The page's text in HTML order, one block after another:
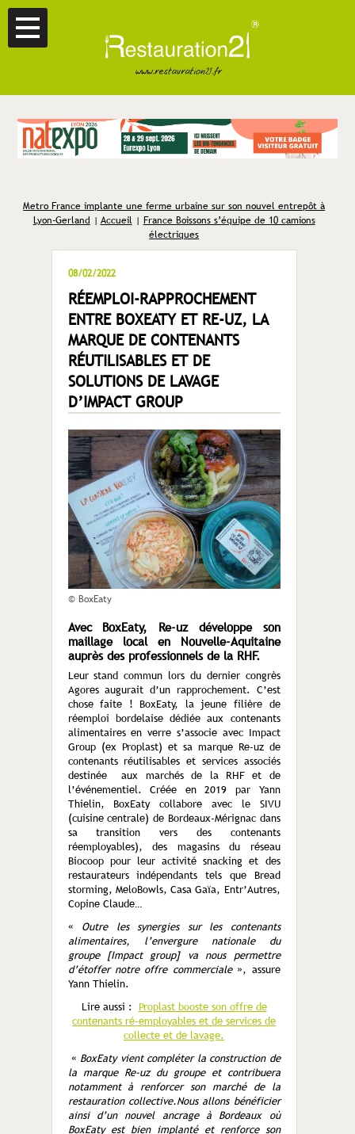
Metro France implante une ferme urbaine sur son nouvel entrepôt à
Lyon-Gerland | Accueil | France Boissons s’équipe de 10 camions
électriques
08/02/2022
RÉEMPLOI-RAPPROCHEMENT
ENTRE BOXEATY ET RE-UZ, LA
MARQUE DE CONTENANTS
RÉUTILISABLES ET DE
SOLUTIONS DE LAVAGE
D’IMPACT GROUP
© BoxEaty
Avec BoxEaty, Re-uz développe son
maillage local en Nouvelle-Aquitaine
auprès des professionnels de la RHF.
Leur stand commun lors du dernier congrès
Agores augurait d’un rapprochement. C’est
chose faite ! BoxEaty, la jeune filière de
réemploi bordelaise dédiée aux contenants
alimentaires en verre s’associe avec Impact
Group (ex Proplast) et sa marque Re-uz de
contenants réutilisables et services associés
destinée aux marchés de la RHF et de
l’événementiel. Créée en 2019 par Yann
Thielin, BoxEaty collabore avec le SIVU
(cuisine centrale) de Bordeaux-Mérignac dans
sa transition vers des contenants
réemployables), des magasins du réseau
Biocoop pour leur activité snacking et des
restaurateurs indépendants tels que Bread
storming, MeloBowls, Casa Gaïa, Entr’Autres,
Copine Claude…
« Outre les synergies sur les contenants
alimentaires, l’envergure nationale du
groupe [Impact group] va nous permettre
d’étoffer notre offre commerciale», assure
Yann Thielin.
Lire aussi : Proplast booste son offre de
contenants ré-employables et de services de
collecte et de lavage.
« BoxEaty vient compléter la construction de
la marque Re-uz du groupe et contribuera
notamment à renforcer son marché de la
restauration collective.Nous allons bénéficier
ainsi d’un nouvel ancrage à Bordeaux où
BoxEaty est bien implanté et renforce son